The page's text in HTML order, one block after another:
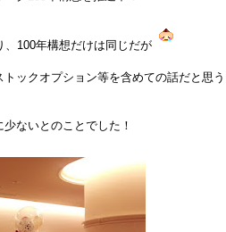
100年構想だけは同じだが
ックオプション等を含めての話だと思う
ないとのことでした！